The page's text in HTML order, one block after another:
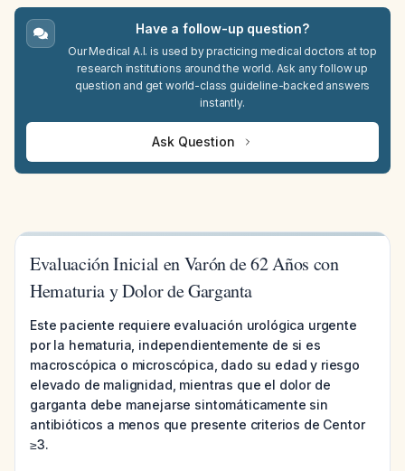
Have a follow-up question?
Our Medical A.I. is used by practicing medical doctors at top
research institutions around the world. Ask any follow up
question and get world-class guideline-backed answers
instantly.
Ask Question
Evaluación Inicial en Varón de 62 Años con
Hematuria y Dolor de Garganta
Este paciente requiere evaluación urológica urgente
por la hematuria, independientemente de si es
macroscópica o microscópica, dado su edad y riesgo
elevado de malignidad, mientras que el dolor de
garganta debe manejarse sintomáticamente sin
antibióticos a menos que presente criterios de Centor
≥3.